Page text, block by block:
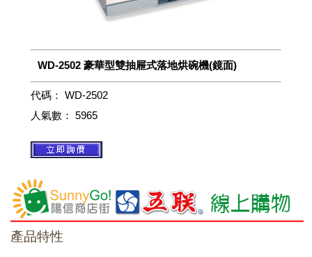
WD-2502 豪華型雙抽屜式落地烘碗機(鏡面)
代碼： WD-2502
人氣數： 5965
產品特性